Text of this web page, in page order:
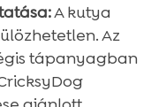
A kutya
Az
tápanyagban